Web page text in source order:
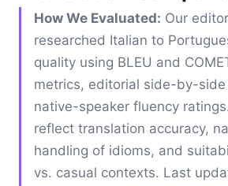
How We Evaluated: Our
researched Italian to
quality using BLEU and
metrics, editorial side-by-
native-speaker fluency
reflect translation accuracy,
handling of idioms, and
vs. casual contexts. Last